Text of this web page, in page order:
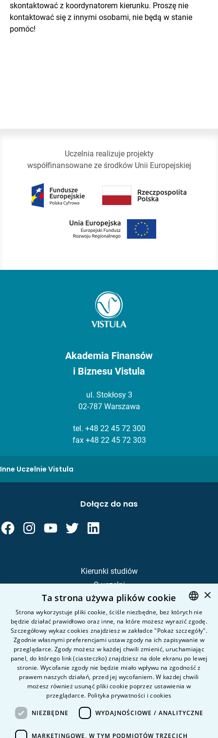
skontaktować z koordynatorem kierunku. Proszę nie
kontaktować się z innymi osobami, nie będą w stanie
pomóc!
Uczelnia realizuje projekty
współfinansowane ze środków Unii Europejskiej
Akademia Finansów
i Biznesu Vistula
ul. Stokłosy 3
02-787 Warszawa
tel. +48 22 45 72 300
fax +48 22 45 72 303
Inne Uczelnie Vistula
Kierunki studiów
O uczelni
Kandydat
Student
Nauka i badania
Intranet
Pytania i odpowiedzi
Kontakt
Kariera na uczelni
Dołącz do nas
POLISH
ENGLISH
×
Ta strona używa plików cookie
Strona wykorzystuje pliki cookie, ściśle niezbędne, bez których nie
będzie działać prawidłowo oraz inne, na które możesz wyrazić zgodę.
Szczegółowy wykaz cookies znajdziesz w zakładce "Pokaż szczegóły".
Zgodnie własnymi preferencjami ustaw zgody na ich zapisywanie w
przeglądarce. Zgody możesz w każdej chwili zmienić, uruchamiając
panel, do którego link (ciasteczko) znajdziesz na dole ekranu po lewej
stronie. Wycofanie zgody nie będzie miało wpływu na zgodność z
prawem naszych działań, przed jej wycofaniem. W każdej chwili
możesz również usunąć pliki cookie poprzez ustawienia w
przeglądarce. Polityka prywatności i cookies
NIEZBĘDNE WYDAJNOŚCIOWE / ANALITYCZNE
MARKETINGOWE, W TYM PODMIOTÓW TRZECICH